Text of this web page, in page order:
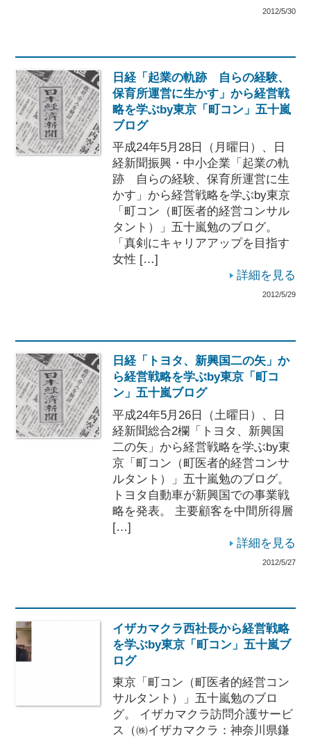
2012/5/30
日経「起業の軌跡 自らの経験、
保育所運営に生かす」から経営戦
略を学ぶby東京「町コン」五十嵐
ブログ
平成24年5月28日（月曜日）、日
経新聞振興・中小企業「起業の軌
跡 自らの経験、保育所運営に生
かす」から経営戦略を学ぶby東京
「町コン（町医者的経営コンサル
タント）」五十嵐勉のブログ。
「真剣にキャリアアップを目指す
女性 […]
詳細を見る
2012/5/29
日経「トヨタ、新興国二の矢」か
ら経営戦略を学ぶby東京「町コ
ン」五十嵐ブログ
平成24年5月26日（土曜日）、日
経新聞総合2欄「トヨタ、新興国
二の矢」から経営戦略を学ぶby東
京「町コン（町医者的経営コンサ
ルタント）」五十嵐勉のブログ。
トヨタ自動車が新興国での事業戦
略を発表。 主要顧客を中間所得層
[…]
詳細を見る
2012/5/27
イザカマクラ西社長から経営戦略
を学ぶby東京「町コン」五十嵐ブ
ログ
東京「町コン（町医者的経営コン
サルタント）」五十嵐勉のブロ
グ。 イザカマクラ訪問介護サービ
ス（㈱イザカマクラ：神奈川県鎌